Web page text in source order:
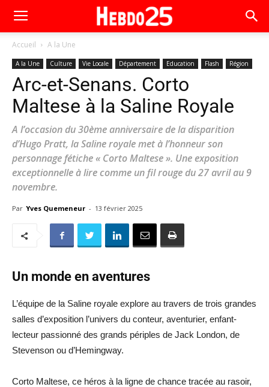
Accueil A la Une
A la Une Culture Vie Locale Département Education Flash Région
Arc-et-Senans. Corto
Maltese à la Saline Royale
A l’occasion du 30ème anniversaire de la disparition
d’Hugo Pratt, la Saline royale met à l’honneur son
personnage fétiche « Corto Maltese ». Une exposition
exceptionnelle à lire comme un fil rouge du 27 avril au 9
novembre.
Par Yves Quemeneur - 13 février 2025
Un monde en aventures
L’équipe de la Saline royale explore au travers de trois grandes
salles d’exposition l’univers du conteur, aventurier, enfant-
lecteur passionné des grands périples de Jack London, de
Stevenson ou d’Hemingway.
Corto Maltese, ce héros à la ligne de chance tracée au rasoir,